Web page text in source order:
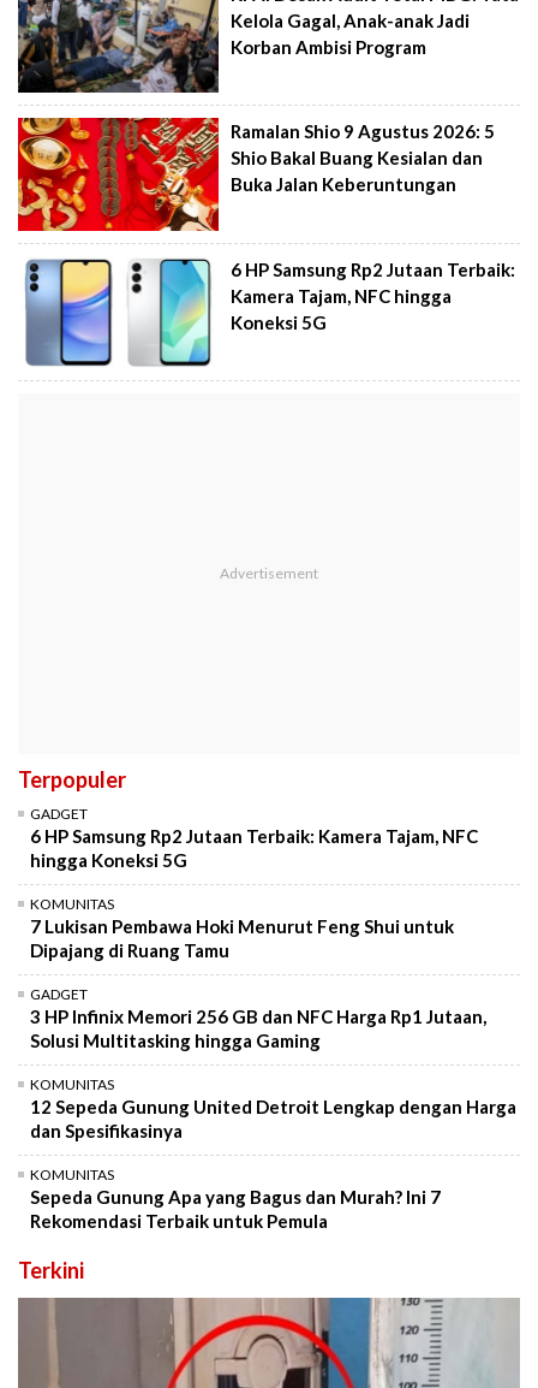
Kelola Gagal, Anak-anak Jadi
Korban Ambisi Program
Ramalan Shio 9 Agustus 2026: 5
Shio Bakal Buang Kesialan dan
Buka Jalan Keberuntungan
6 HP Samsung Rp2 Jutaan Terbaik:
Kamera Tajam, NFC hingga
Koneksi 5G
Terpopuler
GADGET
6 HP Samsung Rp2 Jutaan Terbaik: Kamera Tajam, NFC
hingga Koneksi 5G
KOMUNITAS
7 Lukisan Pembawa Hoki Menurut Feng Shui untuk
Dipajang di Ruang Tamu
GADGET
3 HP Infinix Memori 256 GB dan NFC Harga Rp1 Jutaan,
Solusi Multitasking hingga Gaming
KOMUNITAS
12 Sepeda Gunung United Detroit Lengkap dengan Harga
dan Spesifikasinya
KOMUNITAS
Sepeda Gunung Apa yang Bagus dan Murah? Ini 7
Rekomendasi Terbaik untuk Pemula
Terkini